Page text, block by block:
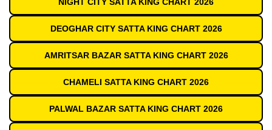
NIGHT CITY SATTA KING CHART 2026
DEOGHAR CITY SATTA KING CHART 2026
AMRITSAR BAZAR SATTA KING CHART 2026
CHAMELI SATTA KING CHART 2026
PALWAL BAZAR SATTA KING CHART 2026